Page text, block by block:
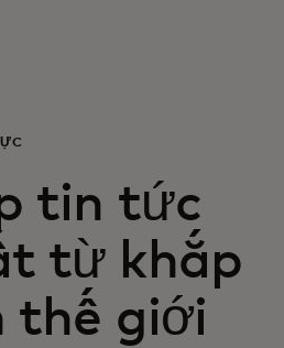
tin tức
từ khắp
thế giới